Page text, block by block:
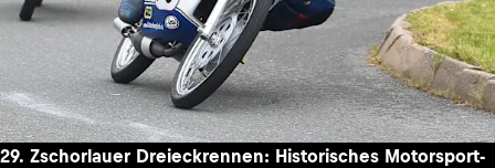
29. Zschorlauer Dreieckrennen: Historisches Motorsport-